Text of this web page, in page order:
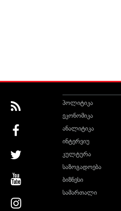
პოლიტიკა
ეკონომიკა
ანალიტიკა
ინტერვიუ
კულტურა
საზოგადოება
ბიზნესი
სამართალი